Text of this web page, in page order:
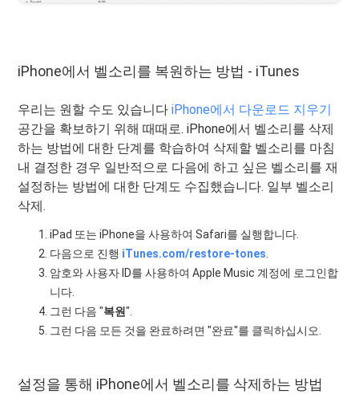
iPhone에서 벨소리를 복원하는 방법 - iTunes
우리는 원할 수도 있습니다 iPhone에서 다운로드 지우기
공간을 확보하기 위해 때때로. iPhone에서 벨소리를 삭제
하는 방법에 대한 단계를 학습하여 삭제할 벨소리를 마침
내 결정한 경우 일반적으로 다음에 하고 싶은 벨소리를 재
설정하는 방법에 대한 단계도 수집했습니다. 일부 벨소리
삭제.
iPad 또는 iPhone을 사용하여 Safari를 실행합니다.
다음으로 진행 iTunes.com/restore-tones
암호와 사용자 ID를 사용하여 Apple Music 계정에 로그인합
니다.
그런 다음 "복원".
그런 다음 모든 것을 완료하려면 "완료"를 클릭하십시오.
설정을 통해 iPhone에서 벨소리를 삭제하는 방법